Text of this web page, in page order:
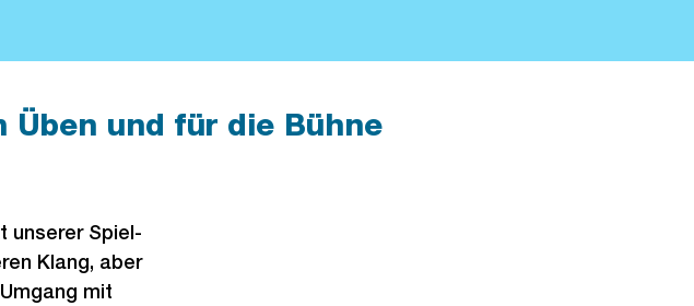
Üben und für die Bühne
unserer Spiel-
Klang, aber
mit